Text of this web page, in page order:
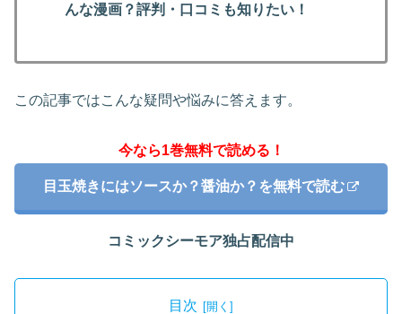
んな漫画？評判・口コミも知りたい！
この記事ではこんな疑問や悩みに答えます。
今なら1巻無料で読める！
目玉焼きにはソースか？醤油か？を無料で読む
コミックシーモア独占配信中
目次